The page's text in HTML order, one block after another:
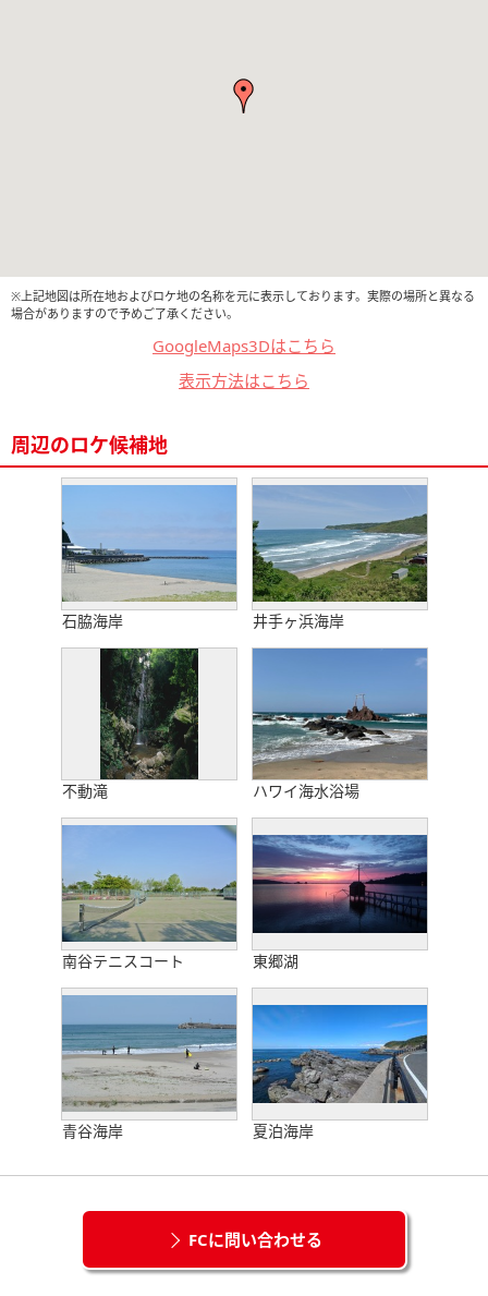
※上記地図は所在地およびロケ地の名称を元に表示しております。実際の場所と異なる
場合がありますので予めご了承ください。
GoogleMaps3Dはこちら
表示方法はこちら
周辺のロケ候補地
石脇海岸 井手ヶ浜海岸
不動滝 ハワイ海水浴場
南谷テニスコート 東郷湖
青谷海岸 夏泊海岸
FCに問い合わせる